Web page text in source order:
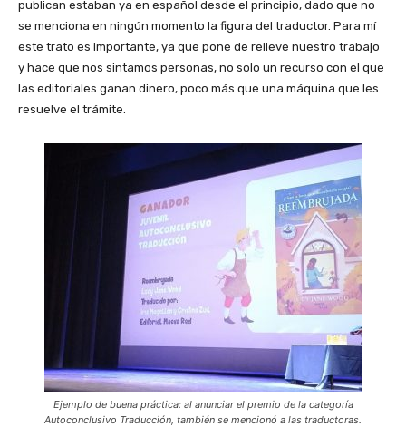
publican estaban ya en español desde el principio, dado que no
se menciona en ningún momento la figura del traductor. Para mí
este trato es importante, ya que pone de relieve nuestro trabajo
y hace que nos sintamos personas, no solo un recurso con el que
las editoriales ganan dinero, poco más que una máquina que les
resuelve el trámite.
Ejemplo de buena práctica: al anunciar el premio de la categoría
Autoconclusivo Traducción, también se mencionó a las traductoras.